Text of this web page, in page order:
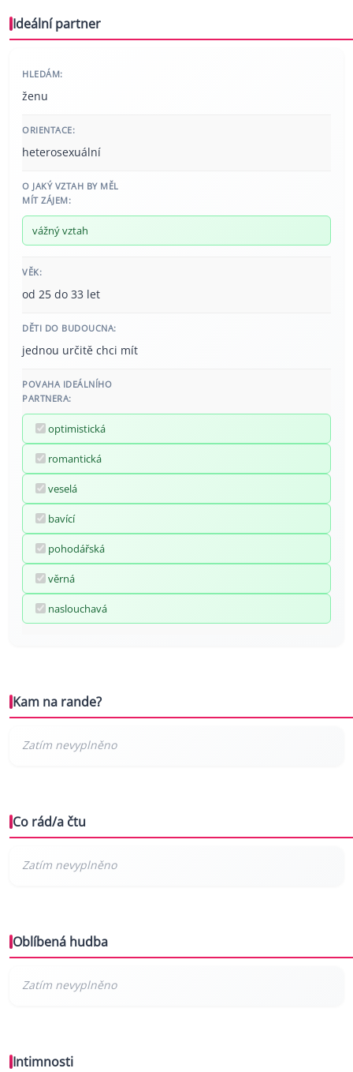
Ideální partner
HLEDÁM:
ženu
ORIENTACE:
heterosexuální
O JAKÝ VZTAH BY MĚL
MÍT ZÁJEM:
vážný vztah
VĚK:
od 25 do 33 let
DĚTI DO BUDOUCNA:
jednou určitě chci mít
POVAHA IDEÁLNÍHO
PARTNERA:
optimistická
romantická
veselá
bavící
pohodářská
věrná
naslouchavá
Kam na rande?
Co rád/a čtu
Oblíbená hudba
Intimnosti